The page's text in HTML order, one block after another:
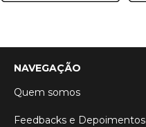
NAVEGAÇÃO
Quem somos
Feedbacks e Depoimentos